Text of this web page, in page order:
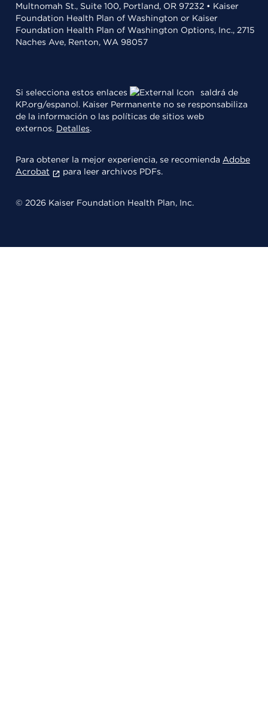
Multnomah St., Suite 100, Portland, OR 97232 • Kaiser
Foundation Health Plan of Washington or Kaiser
Foundation Health Plan of Washington Options, Inc., 2715
Naches Ave, Renton, WA 98057
Si selecciona estos enlaces
saldrá de
KP.org/espanol. Kaiser Permanente no se responsabiliza
de la información o las políticas de sitios web
externos. Detalles.
Para obtener la mejor experiencia, se recomienda Adobe
Acrobat
para leer archivos PDFs.
© 2026 Kaiser Foundation Health Plan, Inc.